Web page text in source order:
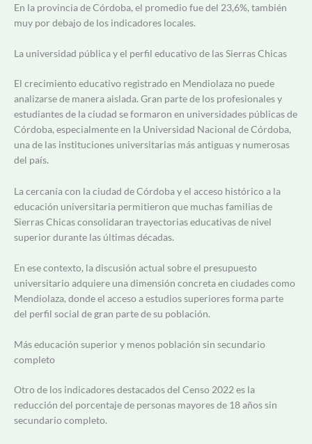
En la provincia de Córdoba, el promedio fue del 23,6%, también
muy por debajo de los indicadores locales.
La universidad pública y el perfil educativo de las Sierras Chicas
El crecimiento educativo registrado en Mendiolaza no puede
analizarse de manera aislada. Gran parte de los profesionales y
estudiantes de la ciudad se formaron en universidades públicas de
Córdoba, especialmente en la Universidad Nacional de Córdoba,
una de las instituciones universitarias más antiguas y numerosas
del país.
La cercanía con la ciudad de Córdoba y el acceso histórico a la
educación universitaria permitieron que muchas familias de
Sierras Chicas consolidaran trayectorias educativas de nivel
superior durante las últimas décadas.
En ese contexto, la discusión actual sobre el presupuesto
universitario adquiere una dimensión concreta en ciudades como
Mendiolaza, donde el acceso a estudios superiores forma parte
del perfil social de gran parte de su población.
Más educación superior y menos población sin secundario
completo
Otro de los indicadores destacados del Censo 2022 es la
reducción del porcentaje de personas mayores de 18 años sin
secundario completo.